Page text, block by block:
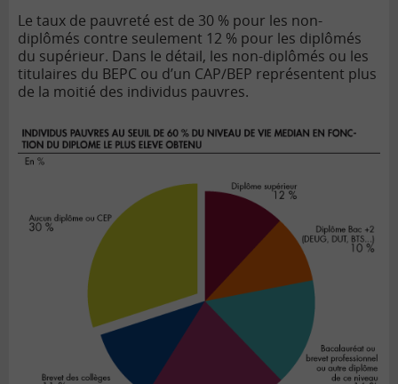
Le taux de pauvreté est de 30 % pour les non-
diplômés contre seulement 12 % pour les diplômés
du supérieur. Dans le détail, les non-diplômés ou les
titulaires du BEPC ou d’un CAP/BEP représentent plus
de la moitié des individus pauvres.